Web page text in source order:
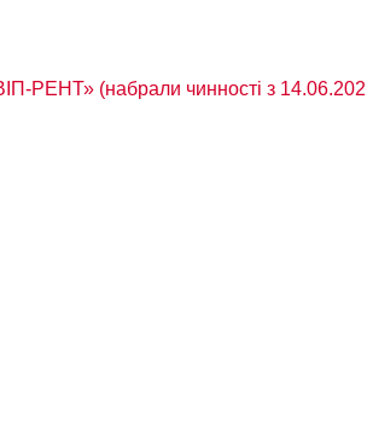
(набрали чинності з